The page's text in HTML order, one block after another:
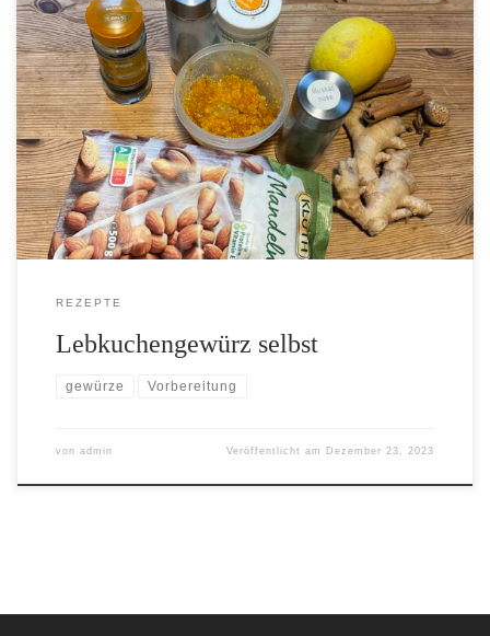
[…]
REZEPTE
Lebkuchengewürz selbst
gewürze Vorbereitung
von admin Veröffentlicht am Dezember 23, 2023